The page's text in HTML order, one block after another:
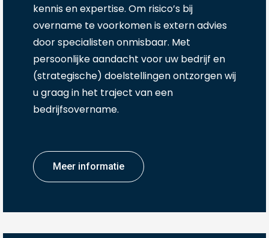
kennis en expertise. Om risico’s bij
overname te voorkomen is extern advies
door specialisten onmisbaar. Met
persoonlijke aandacht voor uw bedrijf en
(strategische) doelstellingen ontzorgen wij
u graag in het traject van een
bedrijfsovername.
Meer informatie